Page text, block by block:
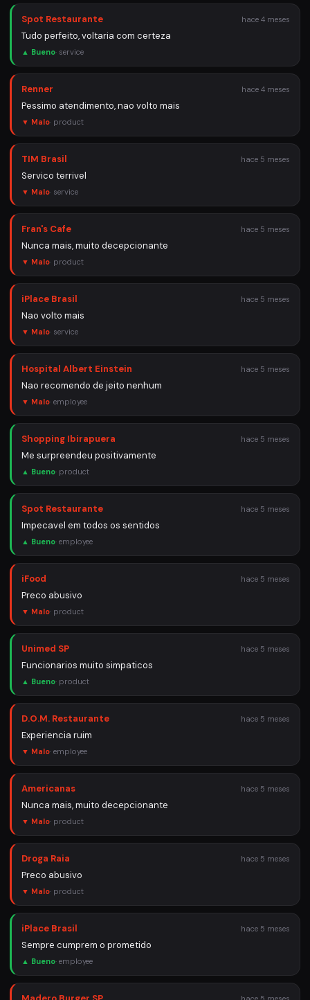
Spot Restaurante hace 4 meses
Tudo perfeito, voltaria com certeza
▲ Bueno· service
Renner hace 4 meses
Pessimo atendimento, nao volto mais
▼ Malo· product
TIM Brasil hace 5 meses
Servico terrivel
▼ Malo· service
Fran's Cafe hace 5 meses
Nunca mais, muito decepcionante
▼ Malo· product
iPlace Brasil hace 5 meses
Nao volto mais
▼ Malo· service
Hospital Albert Einstein hace 5 meses
Nao recomendo de jeito nenhum
▼ Malo· employee
Shopping Ibirapuera hace 5 meses
Me surpreendeu positivamente
▲ Bueno· product
Spot Restaurante hace 5 meses
Impecavel em todos os sentidos
▲ Bueno· employee
iFood hace 5 meses
Preco abusivo
▼ Malo· product
Unimed SP hace 5 meses
Funcionarios muito simpaticos
▲ Bueno· product
D.O.M. Restaurante hace 5 meses
Experiencia ruim
▼ Malo· employee
Americanas hace 5 meses
Nunca mais, muito decepcionante
▼ Malo· product
Droga Raia hace 5 meses
Preco abusivo
▼ Malo· product
iPlace Brasil hace 5 meses
Sempre cumprem o prometido
▲ Bueno· employee